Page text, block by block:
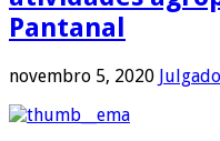
Pantanal
novembro 5, 2020